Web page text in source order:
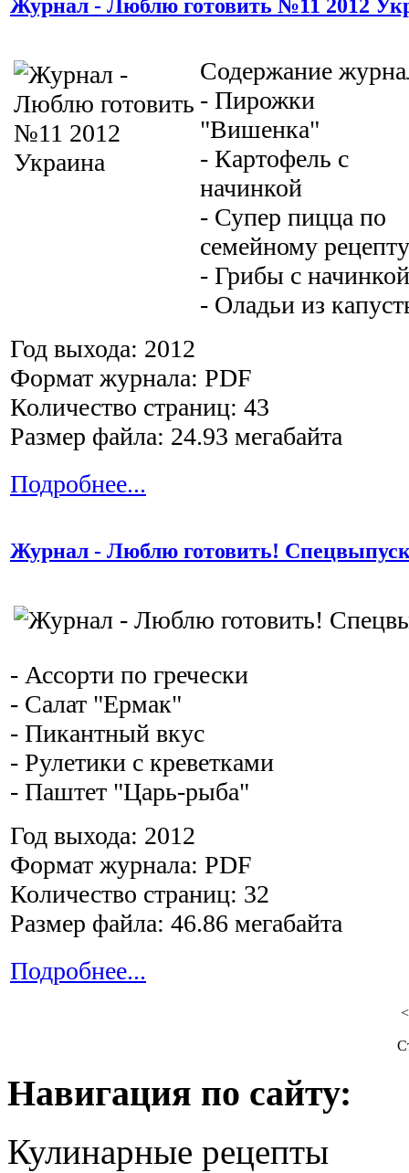
Журнал - Люблю готовить №11 2012
Содержание
- Пирожки
"Вишенка"
- Картофель с
начинкой
- Супер пицца по
семейному рецепту
- Грибы с начинкой
- Оладьи из
Год выхода: 2012
Формат журнала: PDF
Количество страниц: 43
Размер файла: 24.93 мегабайта
Подробнее...
Журнал - Люблю готовить!
- Ассорти по гречески
- Салат "Ермак"
- Пикантный вкус
- Рулетики с креветками
- Паштет "Царь-рыба"
Год выхода: 2012
Формат журнала: PDF
Количество страниц: 32
Размер файла: 46.86 мегабайта
Подробнее...
Навигация по сайту:
Кулинарные рецепты